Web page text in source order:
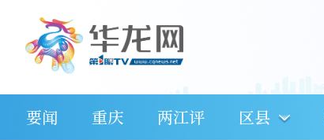
要闻 重庆 两江评 区县